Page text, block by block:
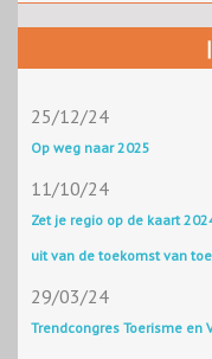
25/12/24
Op weg naar 2025
11/10/24
Zet je regio op de kaart
uit van de toekomst van
29/03/24
Trendcongres Toerisme en